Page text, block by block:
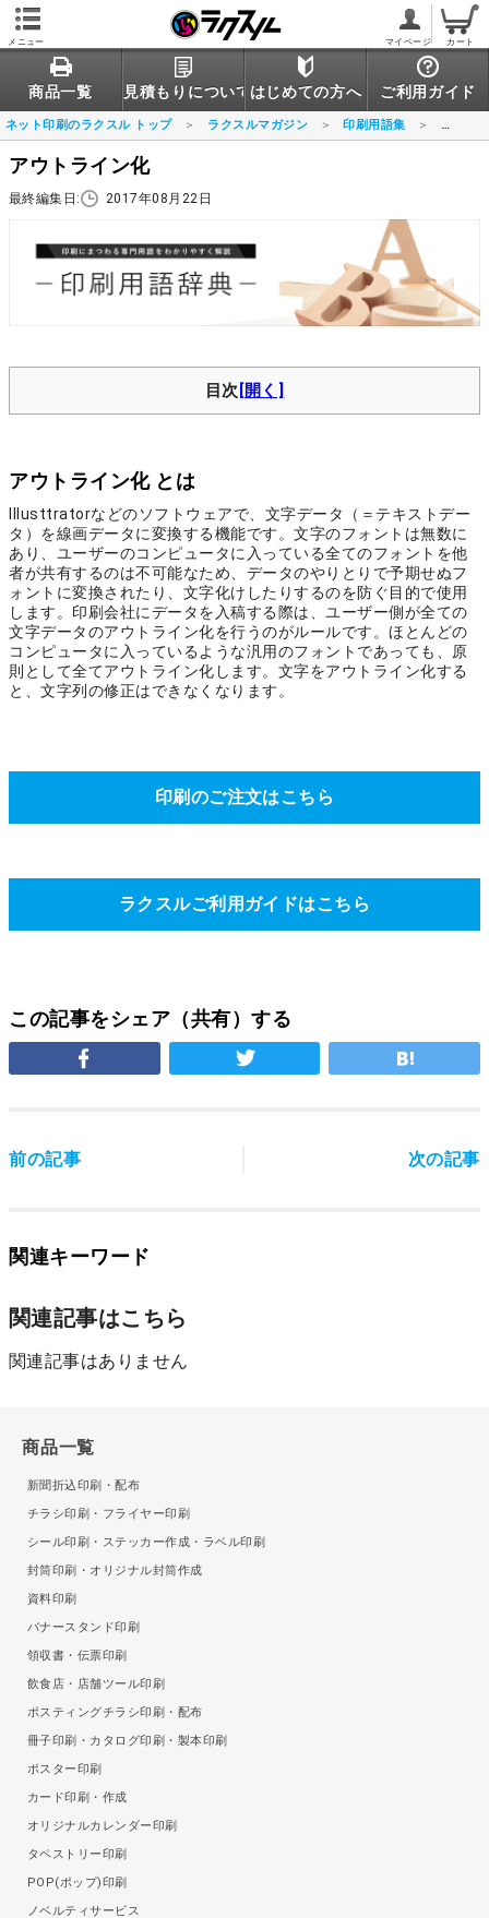
メニュー マイページ カート
商品一覧 見積もりについてはじめての方へ ご利用ガイド
ネット印刷のラクスル トップ ラクスルマガジン 印刷用語集 アウト
アウトライン化
最終編集日: 2017年08月22日
目次
アウトライン化 とは
Illusttratorなどのソフトウェアで、文字データ（＝テキストデー
タ）を線画データに変換する機能です。文字のフォントは無数に
あり、ユーザーのコンピュータに入っている全てのフォントを他
者が共有するのは不可能なため、データのやりとりで予期せぬフ
ォントに変換されたり、文字化けしたりするのを防ぐ目的で使用
します。印刷会社にデータを入稿する際は、ユーザー側が全ての
文字データのアウトライン化を行うのがルールです。ほとんどの
コンピュータに入っているような汎用のフォントであっても、原
則として全てアウトライン化します。文字をアウトライン化する
と、文字列の修正はできなくなります。
印刷のご注文はこちら
ラクスルご利用ガイドはこちら
この記事をシェア（共有）する
前の記事 次の記事
関連キーワード
関連記事はこちら
関連記事はありません
商品一覧
新聞折込印刷・配布
チラシ印刷・フライヤー印刷
シール印刷・ステッカー作成・ラベル印刷
封筒印刷・オリジナル封筒作成
資料印刷
バナースタンド印刷
領収書・伝票印刷
飲食店・店舗ツール印刷
ポスティングチラシ印刷・配布
冊子印刷・カタログ印刷・製本印刷
ポスター印刷
カード印刷・作成
オリジナルカレンダー印刷
タペストリー印刷
POP(ポップ)印刷
ノベルティサービス